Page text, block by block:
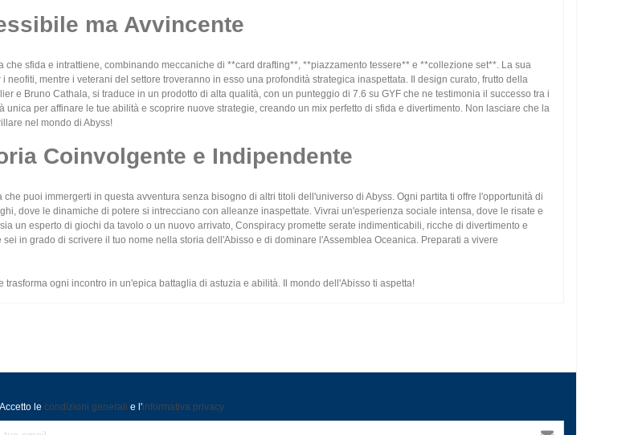
ma Avvincente
sfida e intrattiene, combinando meccaniche di **card drafting**, **piazzamento tessere** e **collezione set**. La sua
neofiti, mentre i veterani del settore troveranno in esso una profondità strategica inaspettata. Il design curato, frutto della
e Bruno Cathala, si traduce in un prodotto di alta qualità, con un punteggio di 7.6 su GYF che ne testimonia il successo tra i
unica per affinare le tue abilità e scoprire nuove strategie, creando un mix perfetto di sfida e divertimento. Non lasciare che la
nel mondo di Abyss!
Coinvolgente e Indipendente
puoi immergerti in questa avventura senza bisogno di altri titoli dell'universo di Abyss. Ogni partita ti offre l'opportunità di
dove le dinamiche di potere si intrecciano con alleanze inaspettate. Vivrai un'esperienza sociale intensa, dove le risate e
un esperto di giochi da tavolo o un nuovo arrivato, Conspiracy promette serate indimenticabili, ricche di divertimento e
in grado di scrivere il tuo nome nella storia dell'Abisso e di dominare l'Assemblea Oceanica. Preparati a vivere
trasforma ogni incontro in un'epica battaglia di astuzia e abilità. Il mondo dell'Abisso ti aspetta!
Accetto le condizioni generali e l'informativa privacy